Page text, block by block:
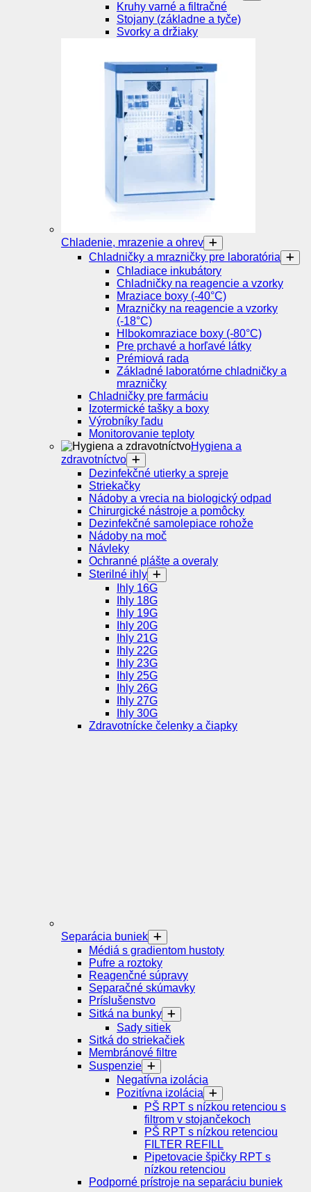
Kruhy varné a filtračné
Stojany (základne a tyče)
Svorky a držiaky
Chladenie, mrazenie a ohrev
Chladničky a mrazničky pre laboratória
Chladiace inkubátory
Chladničky na reagencie a vzorky
Mraziace boxy (-40°C)
Mrazničky na reagencie a vzorky
(-18°C)
Hlbokomraziace boxy (-80°C)
Pre prchavé a horľavé látky
Prémiová rada
Základné laboratórne chladničky a
mrazničky
Chladničky pre farmáciu
Izotermické tašky a boxy
Výrobníky ľadu
Monitorovanie teploty
Hygiena a
zdravotníctvo
Dezinfekčné utierky a spreje
Striekačky
Nádoby a vrecia na biologický odpad
Chirurgické nástroje a pomôcky
Dezinfekčné samolepiace rohože
Nádoby na moč
Návleky
Ochranné plášte a overaly
Sterilné ihly
Ihly 16G
Ihly 18G
Ihly 19G
Ihly 20G
Ihly 21G
Ihly 22G
Ihly 23G
Ihly 25G
Ihly 26G
Ihly 27G
Ihly 30G
Zdravotnícke čelenky a čiapky
Separácia buniek
Médiá s gradientom hustoty
Pufre a roztoky
Reagenčné súpravy
Separačné skúmavky
Príslušenstvo
Sitká na bunky
Sady sitiek
Sitká do striekačiek
Membránové filtre
Suspenzie
Negatívna izolácia
Pozitívna izolácia
PŠ RPT s nízkou retenciou s
filtrom v stojančekoch
PŠ RPT s nízkou retenciou
FILTER REFILL
Pipetovacie špičky RPT s
nízkou retenciou
Podporné prístroje na separáciu buniek